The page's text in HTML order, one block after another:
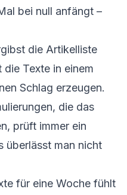
bei null anfängt –
die Artikelliste
Texte in einem
Schlag erzeugen.
die das
prüft immer ein
überlässt man nicht
für eine Woche fühlt